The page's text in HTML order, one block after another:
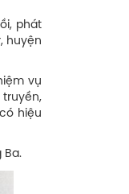
phát
huyện
vụ
hiệu
Ba.